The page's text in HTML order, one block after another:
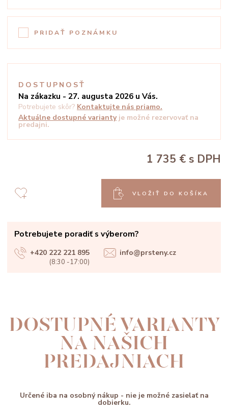
PRIDAŤ POZNÁMKU
DOSTUPNOSŤ
Na zákazku - 27. augusta 2026 u Vás.
Potrebujete skôr? Kontaktujte nás priamo.
Aktuálne dostupné varianty je možné rezervovať na
predajni.
1 735 € s DPH
VLOŽIŤ DO KOŠÍKA
Potrebujete poradiť s výberom?
+420 222 221 895
(8:30 -17:00)
info@prsteny.cz
DOSTUPNÉ VARIANTY
NA NAŠICH
PREDAJNIACH
Určené iba na osobný nákup - nie je možné zasielať na
dobierku.